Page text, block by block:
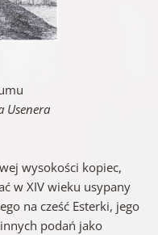
Usenera
wysokości kopiec,
w XIV wieku usypany
na cześć Esterki, jego
podań jako